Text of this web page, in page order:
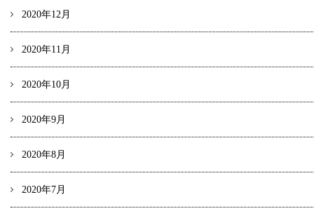
2020年12月
2020年11月
2020年10月
2020年9月
2020年8月
2020年7月